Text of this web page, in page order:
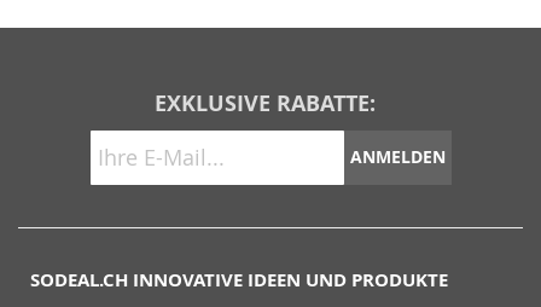
EXKLUSIVE RABATTE:
ANMELDEN
SODEAL.CH INNOVATIVE IDEEN UND PRODUKTE